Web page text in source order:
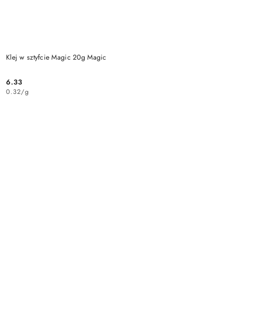
Klej w sztyfcie Magic 20g Magic
Cena:
6.33
0.32/g